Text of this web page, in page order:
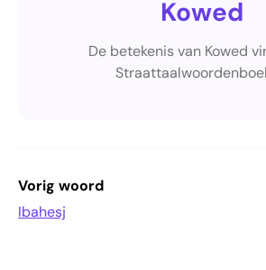
Kowed
De betekenis van Kowed
Vorig woord
Ibahesj